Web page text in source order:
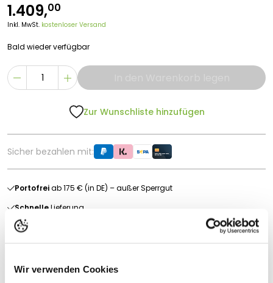
Wir verwenden Cookies
1.409,00
Inkl. MwSt. kostenloser Versand
Bald wieder verfügbar
Zur Wunschliste hinzufügen
Sicher bezahlen mit:
Portofreiab 175 € (in DE) – außer Sperrgut
SchnelleLieferung
30-tägiges